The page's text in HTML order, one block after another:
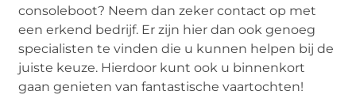
consoleboot? Neem dan zeker contact op met
een erkend bedrijf. Er zijn hier dan ook genoeg
specialisten te vinden die u kunnen helpen bij de
juiste keuze. Hierdoor kunt ook u binnenkort
gaan genieten van fantastische vaartochten!